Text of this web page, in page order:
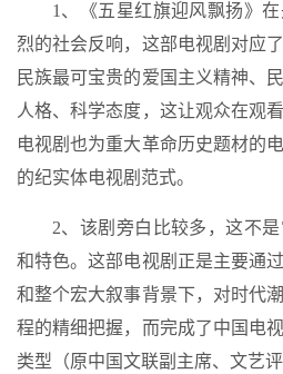
1、《五星红旗迎风飘扬》
烈的社会反响，这部电视剧对应
民族最可宝贵的爱国主义精神、
人格、科学态度，这让观众在观
电视剧也为重大革命历史题材的
的纪实体电视剧范式。
2、该剧旁白比较多，这不
和特色。这部电视剧正是主要通
和整个宏大叙事背景下，对时代
程的精细把握，而完成了中国电
类型（原中国文联副主席、文艺评